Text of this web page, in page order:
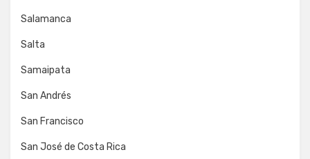
Salamanca
Salta
Samaipata
San Andrés
San Francisco
San José de Costa Rica